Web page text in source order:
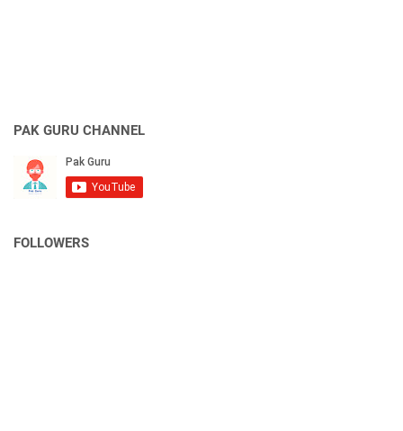
PAK GURU CHANNEL
FOLLOWERS